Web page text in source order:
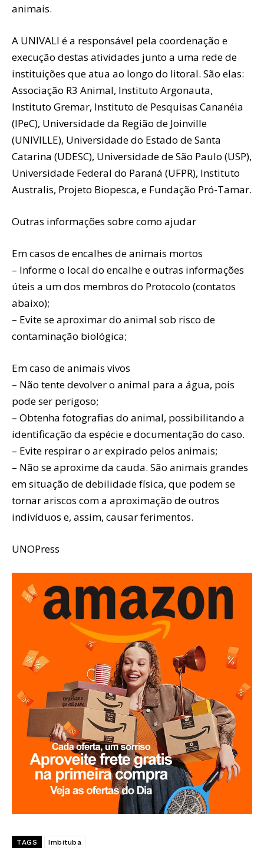
animais.
A UNIVALI é a responsável pela coordenação e
execução destas atividades junto a uma rede de
instituições que atua ao longo do litoral. São elas:
Associação R3 Animal, Instituto Argonauta,
Instituto Gremar, Instituto de Pesquisas Cananéia
(IPeC), Universidade da Região de Joinville
(UNIVILLE), Universidade do Estado de Santa
Catarina (UDESC), Universidade de São Paulo (USP),
Universidade Federal do Paraná (UFPR), Instituto
Australis, Projeto Biopesca, e Fundação Pró-Tamar.
Outras informações sobre como ajudar
Em casos de encalhes de animais mortos
– Informe o local do encalhe e outras informações
úteis a um dos membros do Protocolo (contatos
abaixo);
– Evite se aproximar do animal sob risco de
contaminação biológica;
Em caso de animais vivos
– Não tente devolver o animal para a água, pois
pode ser perigoso;
– Obtenha fotografias do animal, possibilitando a
identificação da espécie e documentação do caso.
– Evite respirar o ar expirado pelos animais;
– Não se aproxime da cauda. São animais grandes
em situação de debilidade física, que podem se
tornar ariscos com a aproximação de outros
indivíduos e, assim, causar ferimentos.
UNOPress
TAGS Imbituba